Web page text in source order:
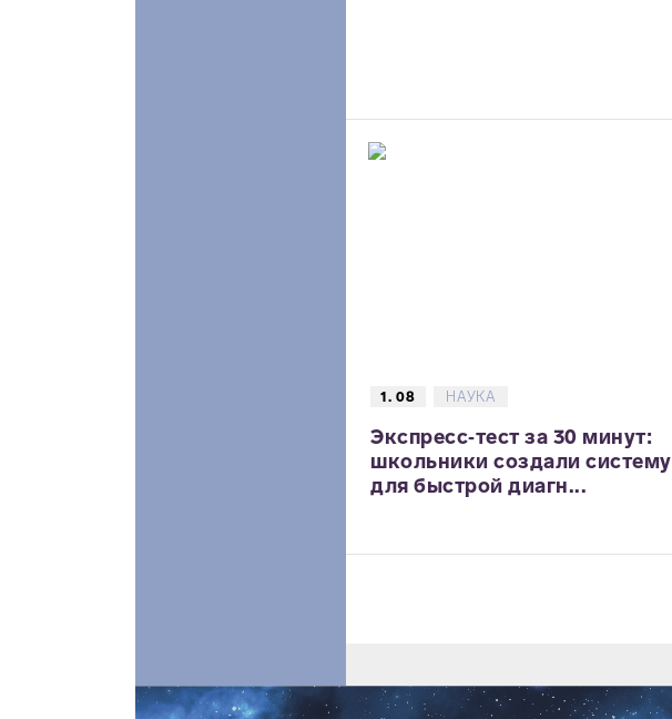
1. 08 НАУКА
Экспресс‑тест за 30 минут:
школьники создали систему
для быстрой диагн...